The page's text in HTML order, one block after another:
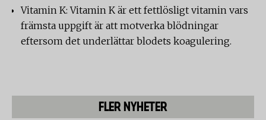
Vitamin K: Vitamin K är ett fettlösligt vitamin vars
främsta uppgift är att motverka blödningar
eftersom det underlättar blodets koagulering.
FLER NYHETER